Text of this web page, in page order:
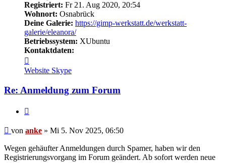
Registriert: Fr 21. Aug 2020, 20:54
Wohnort: Osnabrück
Deine Galerie: https://gimp-werkstatt.de/werkstatt-
galerie/eleanora/
Betriebssystem: XUbuntu
Kontaktdaten:
von
anke
Website Skype
Re: Anmeldung zum Forum
Beitrag
von anke » Mi 5. Nov 2025, 06:50
Wegen gehäufter Anmeldungen durch Spamer, haben wir den
Registrierungsvorgang im Forum geändert. Ab sofort werden neue